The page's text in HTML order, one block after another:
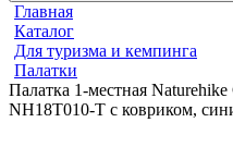
Главная
Каталог
Для туризма и кемпинга
Палатки
Палатка 1-местная
NH18T010-T с ковриком,